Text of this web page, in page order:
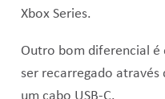
Xbox Series.
Outro bom diferencial
ser recarregado através
um cabo USB-C.